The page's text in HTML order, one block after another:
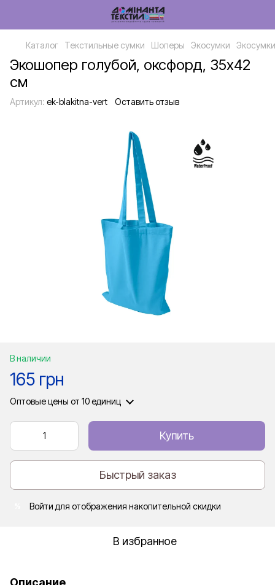
Каталог Текстильные сумки Шоперы Экосумки
Экошопер голубой, оксфорд, 35х42
см
Артикул: ek-blakitna-vert Оставить отзыв
В наличии
165 грн
Оптовые цены от 10 единиц
Купить
Быстрый заказ
Войти для отображения накопительной скидки
В избранное
Описание